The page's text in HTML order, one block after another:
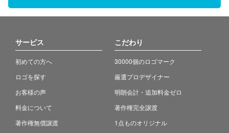
サービス
初めての方へ
ロゴを探す
お客様の声
料金について
著作権無償譲渡
こだわり
30000個のロゴマーク
厳選プロデザイナー
明朗会計・追加料金ゼロ
著作権完全譲渡
1点ものオリジナル